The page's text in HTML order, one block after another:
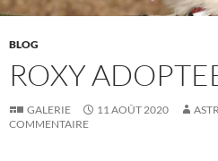
BLOG
ROXY
GALERIE 11 AOÛT 2020
COMMENTAIRE